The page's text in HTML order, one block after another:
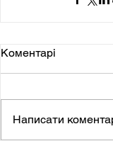
Коментарі
Написати